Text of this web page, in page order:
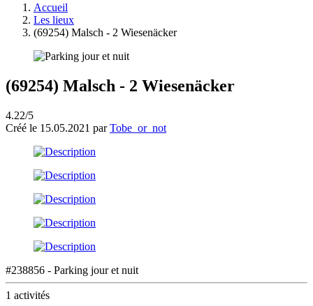
Accueil
Les lieux
(69254) Malsch - 2 Wiesenäcker
(69254) Malsch - 2 Wiesenäcker
4.22/5
Créé le 15.05.2021 parTobe_or_not
#238856 - Parking jour et nuit
1 activités